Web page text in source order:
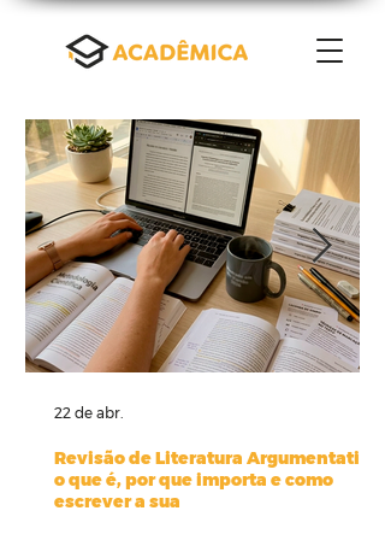
Revisão de Literatura Argumentativa:
o que é, por que importa e como
escrever a sua
22 de abr.